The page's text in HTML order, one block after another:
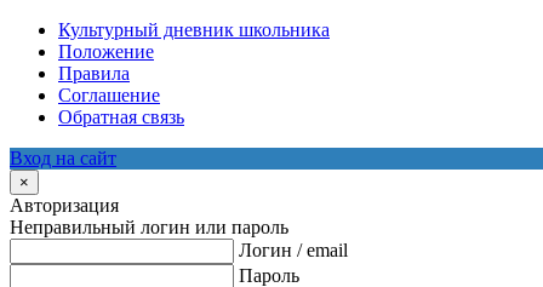
Культурный дневник школьника
Положение
Правила
Соглашение
Обратная связь
Вход на сайт
×
Авторизация
Неправильный логин или пароль
Логин / email
Пароль